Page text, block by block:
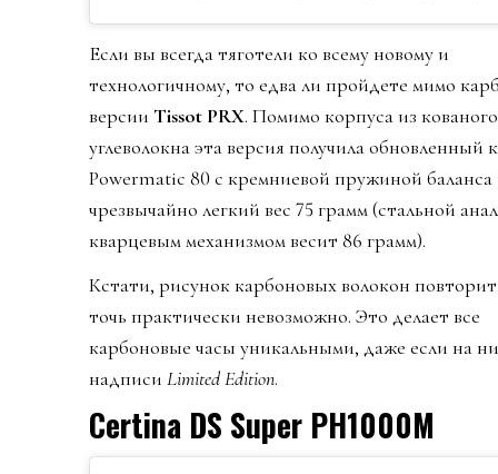
Если вы всегда тяготели ко всему новому и
технологичному, то едва ли пройдете мимо
версии Tissot PRX. Помимо корпуса из кованого
углеволокна эта версия получила обновленный
Powermatic 80 с кремниевой пружиной баланса
чрезвычайно легкий вес 75 грамм (стальной
кварцевым механизмом весит 86 грамм).
Кстати, рисунок карбоновых волокон
точь практически невозможно. Это делает все
карбоновые часы уникальными, даже если на
надписи Limited Edition.
Certina DS Super PH1000M